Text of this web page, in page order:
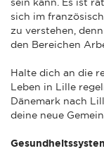
sich im
zu verstehen,
den Bereichen
Halte dich an die
Leben in Lille
Dänemark nach
deine neue